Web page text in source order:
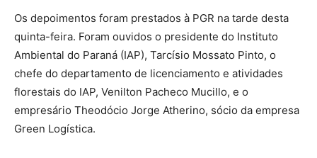
Os depoimentos foram prestados à PGR na tarde desta
quinta-feira. Foram ouvidos o presidente do Instituto
Ambiental do Paraná (IAP), Tarcísio Mossato Pinto, o
chefe do departamento de licenciamento e atividades
florestais do IAP, Venilton Pacheco Mucillo, e o
empresário Theodócio Jorge Atherino, sócio da empresa
Green Logística.